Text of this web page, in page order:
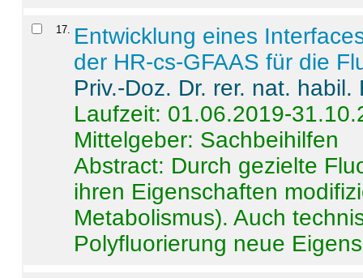
17
Entwicklung eines
der HR-cs-GFAAS für die
Priv.-Doz. Dr. rer. nat.
Laufzeit: 01.06.2019-
Mittelgeber: Sachbeihilfen
Abstract: Durch gezielte
ihren Eigenschaften
Metabolismus). Auch
Polyfluorierung neue